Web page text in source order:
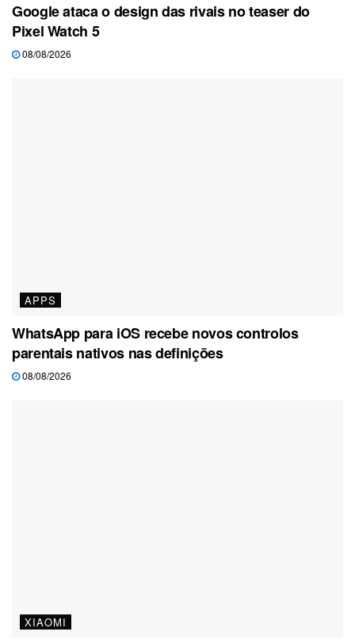
Google ataca o design das rivais no teaser do
Pixel Watch 5
08/08/2026
APPS
WhatsApp para iOS recebe novos controlos
parentais nativos nas definições
08/08/2026
XIAOMI